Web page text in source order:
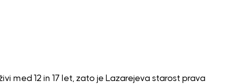
med 12 in 17 let, zato je Lazarejeva starost prava